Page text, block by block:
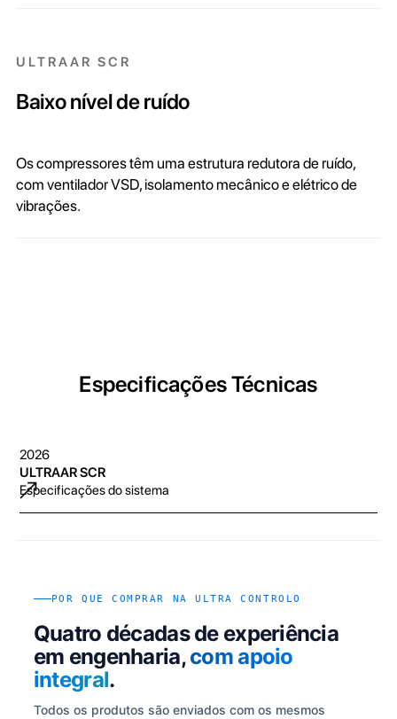
ULTRAAR SCR
Baixo nível de ruído
Os compressores têm uma estrutura redutora de ruído,
com ventilador VSD, isolamento mecânico e elétrico de
vibrações.
Especificações Técnicas
2026
ULTRAAR SCR
Especificações do sistema
POR QUE COMPRAR NA ULTRA CONTROLO
Quatro décadas de experiência
em engenharia,com apoio
integral.
Todos os produtos são enviados com os mesmos